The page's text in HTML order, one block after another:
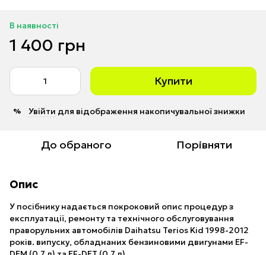
В наявності
1 400 грн
Купити
% Увійти для відображення накопичувальної знижки
До обраного Порівняти
Опис
У посібнику надається покроковий опис процедур з
експлуатації, ремонту та технічного обслуговування
праворульних автомобілів Daihatsu Terios Kid 1998-2012
років. випуску, обладнаних бензиновими двигунами EF-